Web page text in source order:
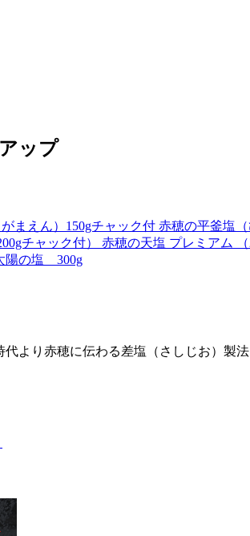
ップ
赤穂の平釜塩
赤穂の天塩 プレミアム （
陽の塩 300g
代より赤穂に伝わる差塩（さしじお）製